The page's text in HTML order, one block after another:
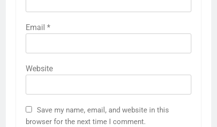
Email *
Website
Save my name, email, and website in this
browser for the next time I comment.